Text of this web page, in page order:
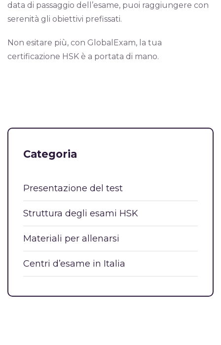
data di passaggio dell’esame, puoi raggiungere con
serenità gli obiettivi prefissati.
Non esitare più, con GlobalExam, la tua
certificazione HSK è a portata di mano.
Categoria
Presentazione del test
Struttura degli esami HSK
Materiali per allenarsi
Centri d’esame in Italia